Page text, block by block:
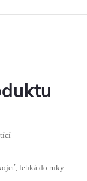
lehká do ruky